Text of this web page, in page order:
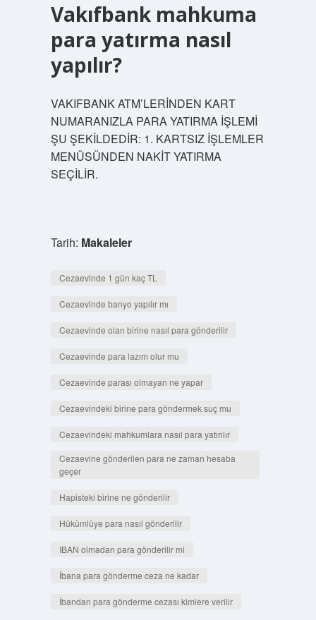
Vakıfbank mahkuma
para yatırma nasıl
yapılır?
VAKIFBANK ATM’LERİNDEN KART
NUMARANIZLA PARA YATIRMA İŞLEMİ
ŞU ŞEKİLDEDİR: 1. KARTSIZ İŞLEMLER
MENÜSÜNDEN NAKİT YATIRMA
SEÇİLİR.
Tarih: Makaleler
Cezaevinde 1 gün kaç TL
Cezaevinde banyo yapılır mı
Cezaevinde olan birine nasıl para gönderilir
Cezaevinde para lazım olur mu
Cezaevinde parası olmayan ne yapar
Cezaevindeki birine para göndermek suç mu
Cezaevindeki mahkumlara nasıl para yatırılır
Cezaevine gönderilen para ne zaman hesaba
geçer
Hapisteki birine ne gönderilir
Hükümlüye para nasıl gönderilir
IBAN olmadan para gönderilir mi
İbana para gönderme ceza ne kadar
İbandan para gönderme cezası kimlere verilir